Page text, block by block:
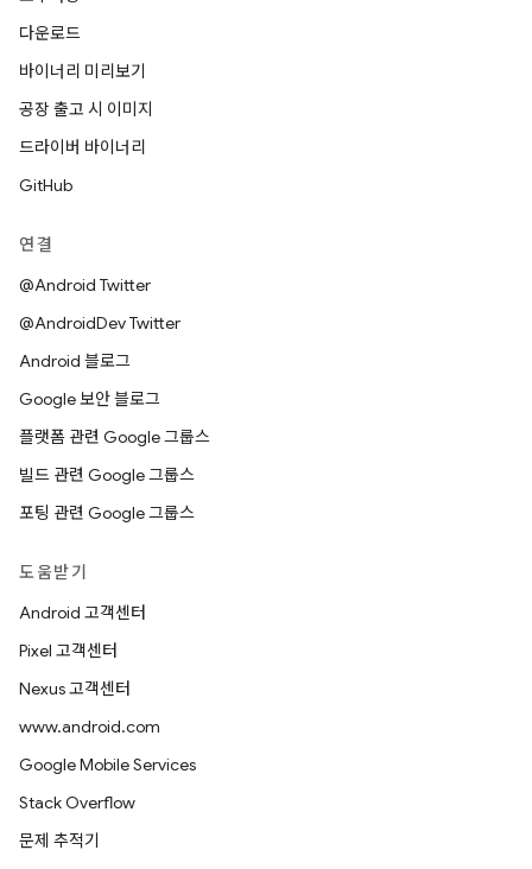
다운로드
바이너리 미리보기
공장 출고 시 이미지
드라이버 바이너리
GitHub
연결
@Android Twitter
@AndroidDev Twitter
Android 블로그
Google 보안 블로그
플랫폼 관련 Google 그룹스
빌드 관련 Google 그룹스
포팅 관련 Google 그룹스
도움받기
Android 고객센터
Pixel 고객센터
Nexus 고객센터
www.android.com
Google Mobile Services
Stack Overflow
문제 추적기